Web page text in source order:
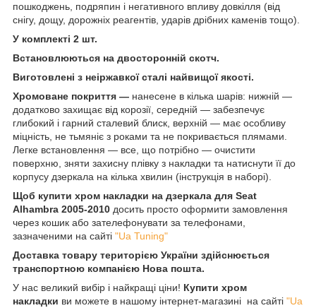
пошкоджень, подряпин і негативного впливу довкілля (від
снігу, дощу, дорожніх реагентів, ударів дрібних каменів тощо).
У комплекті 2 шт.
Встановлюються на двосторонній скотч.
Виготовлені з неіржавкої сталі найвищої якості.
Хромоване покриття — нанесене в кілька шарів: нижній —
додатково захищає від корозії, середній — забезпечує
глибокий і гарний сталевий блиск, верхній — має особливу
міцність, не тьмяніє з роками та не покривається плямами.
Легке встановлення — все, що потрібно — очистити
поверхню, зняти захисну плівку з накладки та натиснути її до
корпусу дзеркала на кілька хвилин (інструкція в наборі).
Щоб купити хром накладки на дзеркала для Seat
Alhambra 2005-2010 досить просто оформити замовлення
через кошик або зателефонувати за телефонами,
зазначеними на сайті "Ua Tuning"
Доставка товару територією України здійснюється
транспортною компанією Нова пошта.
У нас великий вибір і найкращі ціни! Купити хром
накладки ви можете в нашому інтернет-магазині на сайті "Ua